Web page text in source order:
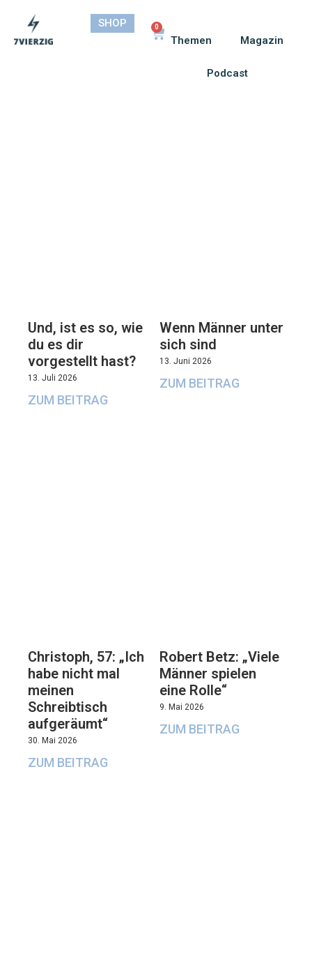
SHOP 0
Themen Magazin
Podcast
Und, ist es so, wie
du es dir
vorgestellt hast?
13. Juli 2026
ZUM BEITRAG
Wenn Männer unter
sich sind
13. Juni 2026
ZUM BEITRAG
Christoph, 57: „Ich
habe nicht mal
meinen
Schreibtisch
aufgeräumt“
30. Mai 2026
ZUM BEITRAG
Robert Betz: „Viele
Männer spielen
eine Rolle“
9. Mai 2026
ZUM BEITRAG